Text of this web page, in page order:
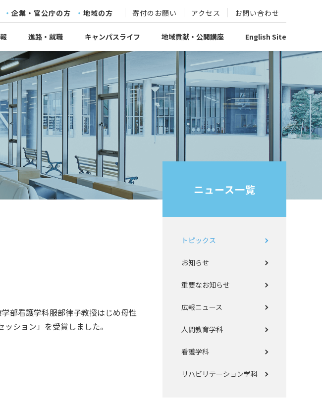
企業・官公庁の方 地域の方 寄付のお願い アクセス お問い合わせ
進路・就職 キャンパスライフ 地域貢献・公開講座 English Site
部看護学科服部律子教授はじめ母性
ション」を受賞しました。
ニュース一覧
トピックス
お知らせ
重要なお知らせ
広報ニュース
人間教育学科
看護学科
リハビリテーション学科